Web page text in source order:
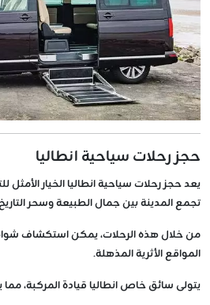
حجز رحلات سياحية انطاليا
يعد حجز رحلات سياحية انطاليا الخيار الأمثل
تجمع المدينة بين جمال الطبيعة وسحر
من خلال هذه الرحلات، يمكن استكشاف شواطئ
المواقع الأثرية المذهلة.
يتولى سائق خاص انطاليا قيادة المركبة،